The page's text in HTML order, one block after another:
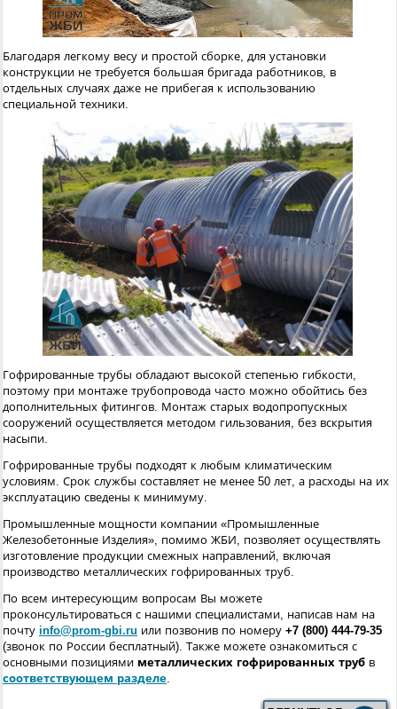
Благодаря легкому весу и простой сборке, для установки
конструкции не требуется большая бригада работников, в
отдельных случаях даже не прибегая к использованию
специальной техники.
Гофрированные трубы обладают высокой степенью гибкости,
поэтому при монтаже трубопровода часто можно обойтись без
дополнительных фитингов. Монтаж старых водопропускных
сооружений осуществляется методом гильзования, без вскрытия
насыпи.
Гофрированные трубы подходят к любым климатическим
условиям. Срок службы составляет не менее 50 лет, а расходы на их
эксплуатацию сведены к минимуму.
Промышленные мощности компании «Промышленные
Железобетонные Изделия», помимо ЖБИ, позволяет осуществлять
изготовление продукции смежных направлений, включая
производство металлических гофрированных труб.
По всем интересующим вопросам Вы можете
проконсультироваться с нашими специалистами, написав нам на
почту info@prom-gbi.ru или позвонив по номеру +7 (800) 444-79-35
(звонок по России бесплатный). Также можете ознакомиться с
основными позициями металлических гофрированных труб в
соответствующем разделе